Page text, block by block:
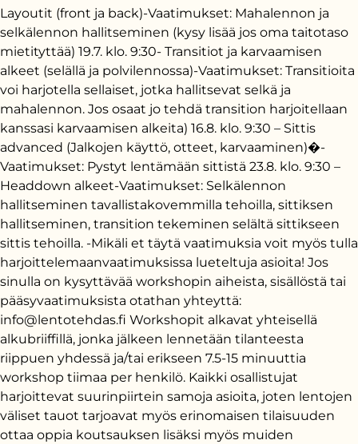
Layoutit (front ja back)-Vaatimukset: Mahalennon ja
selkälennon hallitseminen (kysy lisää jos oma taitotaso
mietityttää) 19.7. klo. 9:30- Transitiot ja karvaamisen
alkeet (selällä ja polvilennossa)-Vaatimukset: Transitioita
voi harjotella sellaiset, jotka hallitsevat selkä ja
mahalennon. Jos osaat jo tehdä transition harjoitellaan
kanssasi karvaamisen alkeita) 16.8. klo. 9:30 – Sittis
advanced (Jalkojen käyttö, otteet, karvaaminen)�-
Vaatimukset: Pystyt lentämään sittistä 23.8. klo. 9:30 –
Headdown alkeet-Vaatimukset: Selkälennon
hallitseminen tavallistakovemmilla tehoilla, sittiksen
hallitseminen, transition tekeminen selältä sittikseen
sittis tehoilla. -Mikäli et täytä vaatimuksia voit myös tulla
harjoittelemaanvaatimuksissa lueteltuja asioita! Jos
sinulla on kysyttävää workshopin aiheista, sisällöstä tai
pääsyvaatimuksista otathan yhteyttä:
info@lentotehdas.fi Workshopit alkavat yhteisellä
alkubriiffillä, jonka jälkeen lennetään tilanteesta
riippuen yhdessä ja/tai erikseen 7.5-15 minuuttia
workshop tiimaa per henkilö. Kaikki osallistujat
harjoittevat suurinpiirtein samoja asioita, joten lentojen
väliset tauot tarjoavat myös erinomaisen tilaisuuden
ottaa oppia koutsauksen lisäksi myös muiden